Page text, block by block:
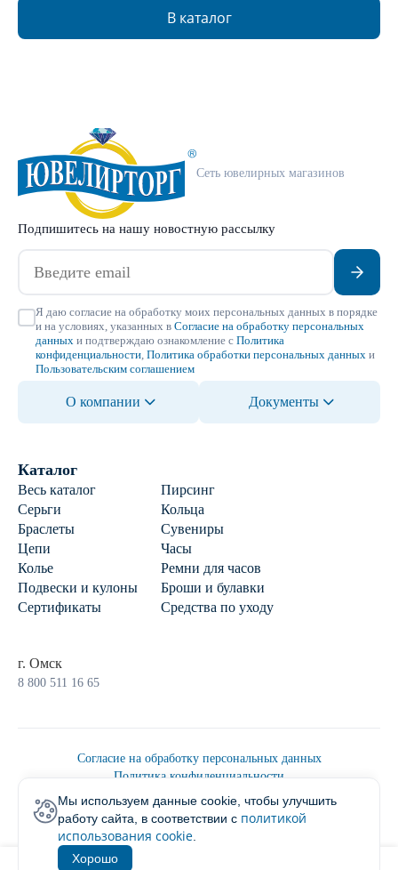
В каталог
Сеть ювелирных магазинов
Подпишитесь на нашу новостную рассылку
Я даю согласие на обработку моих персональных данных в порядке
и на условиях, указанных в Согласие на обработку персональных
данных и подтверждаю ознакомление с Политика
конфиденциальности Политика обработки персональных данных и
Пользовательским соглашением
О компании Документы
Каталог
Весь каталог
Пирсинг
Серьги
Кольца
Браслеты
Сувениры
Цепи
Часы
Колье
Ремни для часов
Подвески и кулоны
Броши и булавки
Сертификаты
Средства по уходу
г. Омск
8 800 511 16 65
Согласие на обработку персональных данных
Политика конфиденциальности
Политика обработки персональных данных
Пользовательским соглашением
2026 © Ювелирторг
Мы используем данные cookie, чтобы улучшить
работу сайта, в соответствии с политикой
использования cookie
Хорошо